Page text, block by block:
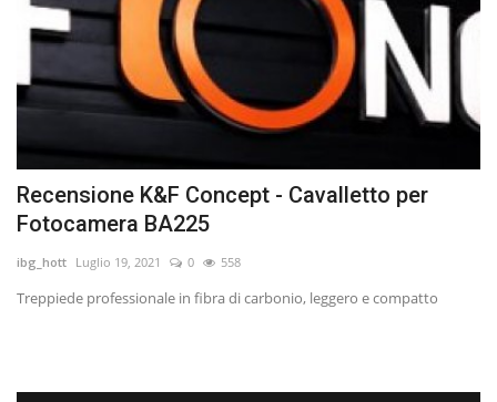
Recensione K&F Concept - Cavalletto per
Fotocamera BA225
ibg_hott Luglio 19, 2021 0 558
Treppiede professionale in fibra di carbonio, leggero e compatto